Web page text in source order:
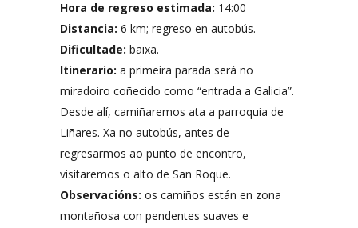
Hora de regreso estimada: 14:00
Distancia: 6 km; regreso en autobús.
Dificultade: baixa.
Itinerario: a primeira parada será no
miradoiro coñecido como “entrada a Galicia”.
Desde alí, camiñaremos ata a parroquia de
Liñares. Xa no autobús, antes de
regresarmos ao punto de encontro,
visitaremos o alto de San Roque.
Observacións: os camiños están en zona
montañosa con pendentes suaves e